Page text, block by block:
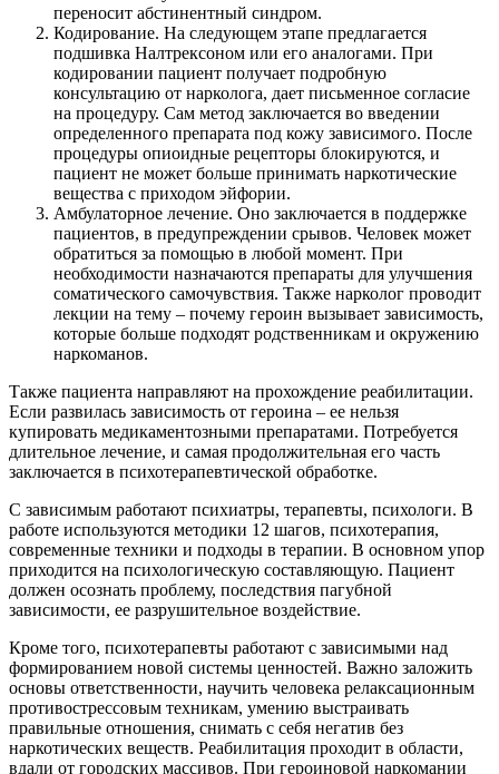
переносит абстинентный синдром.
Кодирование. На следующем этапе предлагается
подшивка Налтрексоном или его аналогами. При
кодировании пациент получает подробную
консультацию от нарколога, дает письменное согласие
на процедуру. Сам метод заключается во введении
определенного препарата под кожу зависимого. После
процедуры опиоидные рецепторы блокируются, и
пациент не может больше принимать наркотические
вещества с приходом эйфории.
Амбулаторное лечение. Оно заключается в поддержке
пациентов, в предупреждении срывов. Человек может
обратиться за помощью в любой момент. При
необходимости назначаются препараты для улучшения
соматического самочувствия. Также нарколог проводит
лекции на тему – почему героин вызывает зависимость,
которые больше подходят родственникам и окружению
наркоманов.
Также пациента направляют на прохождение реабилитации.
Если развилась зависимость от героина – ее нельзя
купировать медикаментозными препаратами. Потребуется
длительное лечение, и самая продолжительная его часть
заключается в психотерапевтической обработке.
С зависимым работают психиатры, терапевты, психологи. В
работе используются методики 12 шагов, психотерапия,
современные техники и подходы в терапии. В основном упор
приходится на психологическую составляющую. Пациент
должен осознать проблему, последствия пагубной
зависимости, ее разрушительное воздействие.
Кроме того, психотерапевты работают с зависимыми над
формированием новой системы ценностей. Важно заложить
основы ответственности, научить человека релаксационным
противострессовым техникам, умению выстраивать
правильные отношения, снимать с себя негатив без
наркотических веществ. Реабилитация проходит в области,
вдали от городских массивов. При героиновой наркомании